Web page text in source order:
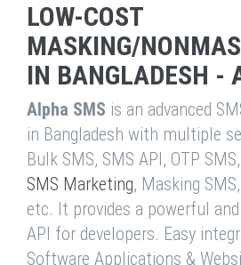
LOW-COST
MASKING/
IN BANGLADESH -
Alpha SMS is an advanced
in Bangladesh with multiple
Bulk SMS, SMS API, OTP
SMS Marketing, Masking
etc. It provides a powerful
API for developers. Easy
Software Applications &